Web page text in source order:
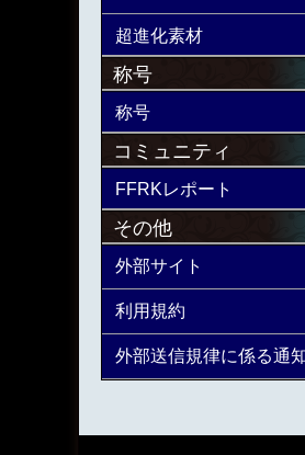
超進化素材
称号
称号
コミュニティ
FFRKレポート
その他
外部サイト
利用規約
外部送信規律に係る通